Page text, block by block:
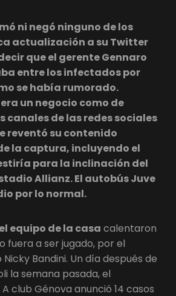
ni negó ninguno de los
actualización a su Twitter
que el gerente Gennaro
entre los infectados por
se había rumorado.
un negocio como de
canales de las redes sociales
reventó su contenido
la captura, incluyendo el
para la inclinación del
Allianz. El autobús Juve
por lo normal.
equipo de la casa calentaron
fuera a ser jugado, por el
Bandini. Un día después de
la semana pasada, el
club Génova anunció 14 casos